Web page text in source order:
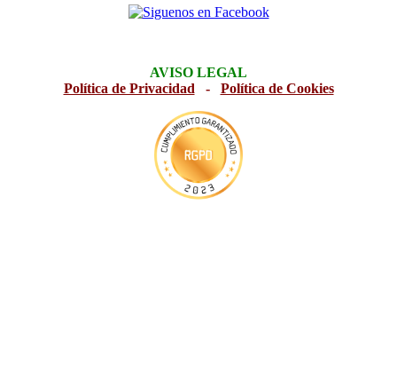
AVISO LEGAL
Política de Privacidad - Política de Cookies